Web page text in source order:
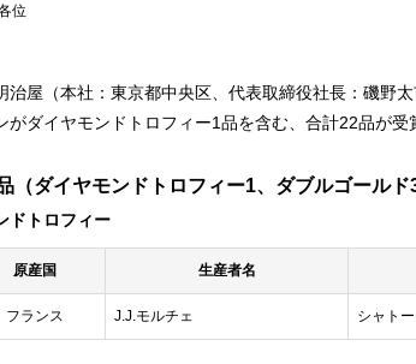
位
治屋（本社：東京都中央区、代表取締役社長：磯野
がダイヤモンドトロフィー1品を含む、合計22品が受
（ダイヤモンドトロフィー1、ダブルゴールド
ドトロフィー
原産国 生産者名
フランス J.J.モルチェ シャト